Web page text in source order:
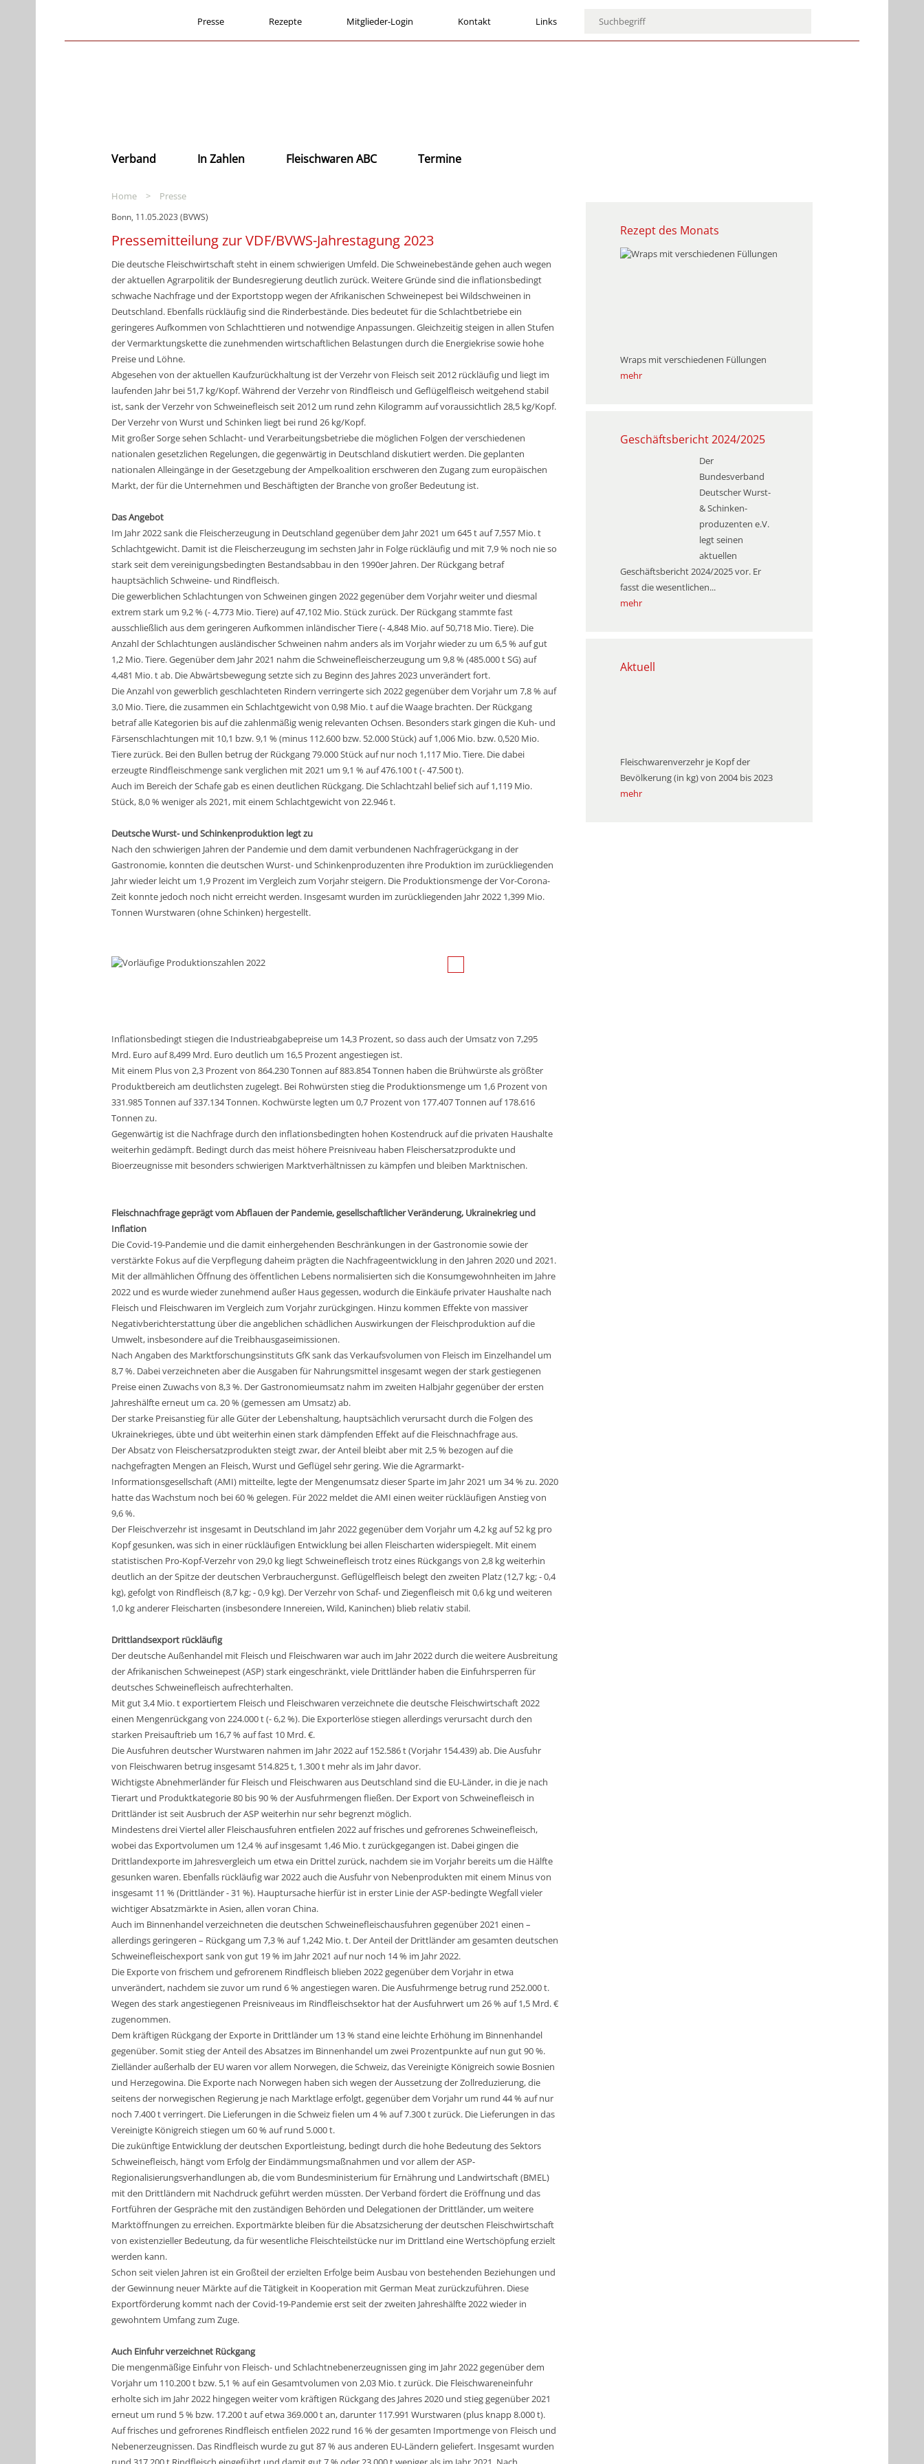
Links
Kontakt
Mitglieder-Login
Rezepte
Presse
Verband In Zahlen Fleischwaren ABC Termine
Home > Presse
Bonn, 11.05.2023 (BVWS)
Pressemitteilung zur VDF/BVWS-Jahrestagung 2023
Die deutsche Fleischwirtschaft steht in einem schwierigen Umfeld. Die Schweinebestände gehen auch wegen
der aktuellen Agrarpolitik der Bundesregierung deutlich zurück. Weitere Gründe sind die inflationsbedingt
schwache Nachfrage und der Exportstopp wegen der Afrikanischen Schweinepest bei Wildschweinen in
Deutschland. Ebenfalls rückläufig sind die Rinderbestände. Dies bedeutet für die Schlachtbetriebe ein
geringeres Aufkommen von Schlachttieren und notwendige Anpassungen. Gleichzeitig steigen in allen Stufen
der Vermarktungskette die zunehmenden wirtschaftlichen Belastungen durch die Energiekrise sowie hohe
Preise und Löhne.
Abgesehen von der aktuellen Kaufzurückhaltung ist der Verzehr von Fleisch seit 2012 rückläufig und liegt im
laufenden Jahr bei 51,7 kg/Kopf. Während der Verzehr von Rindfleisch und Geflügelfleisch weitgehend stabil
ist, sank der Verzehr von Schweinefleisch seit 2012 um rund zehn Kilogramm auf voraussichtlich 28,5 kg/Kopf.
Der Verzehr von Wurst und Schinken liegt bei rund 26 kg/Kopf.
Mit großer Sorge sehen Schlacht- und Verarbeitungsbetriebe die möglichen Folgen der verschiedenen
nationalen gesetzlichen Regelungen, die gegenwärtig in Deutschland diskutiert werden. Die geplanten
nationalen Alleingänge in der Gesetzgebung der Ampelkoalition erschweren den Zugang zum europäischen
Markt, der für die Unternehmen und Beschäftigten der Branche von großer Bedeutung ist.
Das Angebot
Im Jahr 2022 sank die Fleischerzeugung in Deutschland gegenüber dem Jahr 2021 um 645 t auf 7,557 Mio. t
Schlachtgewicht. Damit ist die Fleischerzeugung im sechsten Jahr in Folge rückläufig und mit 7,9 % noch nie so
stark seit dem vereinigungsbedingten Bestandsabbau in den 1990er Jahren. Der Rückgang betraf
hauptsächlich Schweine- und Rindfleisch.
Die gewerblichen Schlachtungen von Schweinen gingen 2022 gegenüber dem Vorjahr weiter und diesmal
extrem stark um 9,2 % (- 4,773 Mio. Tiere) auf 47,102 Mio. Stück zurück. Der Rückgang stammte fast
ausschließlich aus dem geringeren Aufkommen inländischer Tiere (- 4,848 Mio. auf 50,718 Mio. Tiere). Die
Anzahl der Schlachtungen ausländischer Schweinen nahm anders als im Vorjahr wieder zu um 6,5 % auf gut
1,2 Mio. Tiere. Gegenüber dem Jahr 2021 nahm die Schweinefleischerzeugung um 9,8 % (485.000 t SG) auf
4,481 Mio. t ab. Die Abwärtsbewegung setzte sich zu Beginn des Jahres 2023 unverändert fort.
Die Anzahl von gewerblich geschlachteten Rindern verringerte sich 2022 gegenüber dem Vorjahr um 7,8 % auf
3,0 Mio. Tiere, die zusammen ein Schlachtgewicht von 0,98 Mio. t auf die Waage brachten. Der Rückgang
betraf alle Kategorien bis auf die zahlenmäßig wenig relevanten Ochsen. Besonders stark gingen die Kuh- und
Färsenschlachtungen mit 10,1 bzw. 9,1 % (minus 112.600 bzw. 52.000 Stück) auf 1,006 Mio. bzw. 0,520 Mio.
Tiere zurück. Bei den Bullen betrug der Rückgang 79.000 Stück auf nur noch 1,117 Mio. Tiere. Die dabei
erzeugte Rindfleischmenge sank verglichen mit 2021 um 9,1 % auf 476.100 t (- 47.500 t).
Auch im Bereich der Schafe gab es einen deutlichen Rückgang. Die Schlachtzahl belief sich auf 1,119 Mio.
Stück, 8,0 % weniger als 2021, mit einem Schlachtgewicht von 22.946 t.
Deutsche Wurst- und Schinkenproduktion legt zu
Nach den schwierigen Jahren der Pandemie und dem damit verbundenen Nachfragerückgang in der
Gastronomie, konnten die deutschen Wurst- und Schinkenproduzenten ihre Produktion im zurückliegenden
Jahr wieder leicht um 1,9 Prozent im Vergleich zum Vorjahr steigern. Die Produktionsmenge der Vor-Corona-
Zeit konnte jedoch noch nicht erreicht werden. Insgesamt wurden im zurückliegenden Jahr 2022 1,399 Mio.
Tonnen Wurstwaren (ohne Schinken) hergestellt.
Inflationsbedingt stiegen die Industrieabgabepreise um 14,3 Prozent, so dass auch der Umsatz von 7,295
Mrd. Euro auf 8,499 Mrd. Euro deutlich um 16,5 Prozent angestiegen ist.
Mit einem Plus von 2,3 Prozent von 864.230 Tonnen auf 883.854 Tonnen haben die Brühwürste als größter
Produktbereich am deutlichsten zugelegt. Bei Rohwürsten stieg die Produktionsmenge um 1,6 Prozent von
331.985 Tonnen auf 337.134 Tonnen. Kochwürste legten um 0,7 Prozent von 177.407 Tonnen auf 178.616
Tonnen zu.
Gegenwärtig ist die Nachfrage durch den inflationsbedingten hohen Kostendruck auf die privaten Haushalte
weiterhin gedämpft. Bedingt durch das meist höhere Preisniveau haben Fleischersatzprodukte und
Bioerzeugnisse mit besonders schwierigen Marktverhältnissen zu kämpfen und bleiben Marktnischen.
Fleischnachfrage geprägt vom Abflauen der Pandemie, gesellschaftlicher Veränderung, Ukrainekrieg und
Inflation
Die Covid-19-Pandemie und die damit einhergehenden Beschränkungen in der Gastronomie sowie der
verstärkte Fokus auf die Verpflegung daheim prägten die Nachfrageentwicklung in den Jahren 2020 und 2021.
Mit der allmählichen Öffnung des öffentlichen Lebens normalisierten sich die Konsumgewohnheiten im Jahre
2022 und es wurde wieder zunehmend außer Haus gegessen, wodurch die Einkäufe privater Haushalte nach
Fleisch und Fleischwaren im Vergleich zum Vorjahr zurückgingen. Hinzu kommen Effekte von massiver
Negativberichterstattung über die angeblichen schädlichen Auswirkungen der Fleischproduktion auf die
Umwelt, insbesondere auf die Treibhausgaseimissionen.
Nach Angaben des Marktforschungsinstituts GfK sank das Verkaufsvolumen von Fleisch im Einzelhandel um
8,7 %. Dabei verzeichneten aber die Ausgaben für Nahrungsmittel insgesamt wegen der stark gestiegenen
Preise einen Zuwachs von 8,3 %. Der Gastronomieumsatz nahm im zweiten Halbjahr gegenüber der ersten
Jahreshälfte erneut um ca. 20 % (gemessen am Umsatz) ab.
Der starke Preisanstieg für alle Güter der Lebenshaltung, hauptsächlich verursacht durch die Folgen des
Ukrainekrieges, übte und übt weiterhin einen stark dämpfenden Effekt auf die Fleischnachfrage aus.
Der Absatz von Fleischersatzprodukten steigt zwar, der Anteil bleibt aber mit 2,5 % bezogen auf die
nachgefragten Mengen an Fleisch, Wurst und Geflügel sehr gering. Wie die Agrarmarkt-
Informationsgesellschaft (AMI) mitteilte, legte der Mengenumsatz dieser Sparte im Jahr 2021 um 34 % zu. 2020
hatte das Wachstum noch bei 60 % gelegen. Für 2022 meldet die AMI einen weiter rückläufigen Anstieg von
9,6 %.
Der Fleischverzehr ist insgesamt in Deutschland im Jahr 2022 gegenüber dem Vorjahr um 4,2 kg auf 52 kg pro
Kopf gesunken, was sich in einer rückläufigen Entwicklung bei allen Fleischarten widerspiegelt. Mit einem
statistischen Pro-Kopf-Verzehr von 29,0 kg liegt Schweinefleisch trotz eines Rückgangs von 2,8 kg weiterhin
deutlich an der Spitze der deutschen Verbrauchergunst. Geflügelfleisch belegt den zweiten Platz (12,7 kg; - 0,4
kg), gefolgt von Rindfleisch (8,7 kg; - 0,9 kg). Der Verzehr von Schaf- und Ziegenfleisch mit 0,6 kg und weiteren
1,0 kg anderer Fleischarten (insbesondere Innereien, Wild, Kaninchen) blieb relativ stabil.
Drittlandsexport rückläufig
Der deutsche Außenhandel mit Fleisch und Fleischwaren war auch im Jahr 2022 durch die weitere Ausbreitung
der Afrikanischen Schweinepest (ASP) stark eingeschränkt, viele Drittländer haben die Einfuhrsperren für
deutsches Schweinefleisch aufrechterhalten.
Mit gut 3,4 Mio. t exportiertem Fleisch und Fleischwaren verzeichnete die deutsche Fleischwirtschaft 2022
einen Mengenrückgang von 224.000 t (- 6,2 %). Die Exporterlöse stiegen allerdings verursacht durch den
starken Preisauftrieb um 16,7 % auf fast 10 Mrd. €.
Die Ausfuhren deutscher Wurstwaren nahmen im Jahr 2022 auf 152.586 t (Vorjahr 154.439) ab. Die Ausfuhr
von Fleischwaren betrug insgesamt 514.825 t, 1.300 t mehr als im Jahr davor.
Wichtigste Abnehmerländer für Fleisch und Fleischwaren aus Deutschland sind die EU-Länder, in die je nach
Tierart und Produktkategorie 80 bis 90 % der Ausfuhrmengen fließen. Der Export von Schweinefleisch in
Drittländer ist seit Ausbruch der ASP weiterhin nur sehr begrenzt möglich.
Mindestens drei Viertel aller Fleischausfuhren entfielen 2022 auf frisches und gefrorenes Schweinefleisch,
wobei das Exportvolumen um 12,4 % auf insgesamt 1,46 Mio. t zurückgegangen ist. Dabei gingen die
Drittlandexporte im Jahresvergleich um etwa ein Drittel zurück, nachdem sie im Vorjahr bereits um die Hälfte
gesunken waren. Ebenfalls rückläufig war 2022 auch die Ausfuhr von Nebenprodukten mit einem Minus von
insgesamt 11 % (Drittländer - 31 %). Hauptursache hierfür ist in erster Linie der ASP-bedingte Wegfall vieler
wichtiger Absatzmärkte in Asien, allen voran China.
Auch im Binnenhandel verzeichneten die deutschen Schweinefleischausfuhren gegenüber 2021 einen –
allerdings geringeren – Rückgang um 7,3 % auf 1,242 Mio. t. Der Anteil der Drittländer am gesamten deutschen
Schweinefleischexport sank von gut 19 % im Jahr 2021 auf nur noch 14 % im Jahr 2022.
Die Exporte von frischem und gefrorenem Rindfleisch blieben 2022 gegenüber dem Vorjahr in etwa
unverändert, nachdem sie zuvor um rund 6 % angestiegen waren. Die Ausfuhrmenge betrug rund 252.000 t.
Wegen des stark angestiegenen Preisniveaus im Rindfleischsektor hat der Ausfuhrwert um 26 % auf 1,5 Mrd. €
zugenommen.
Dem kräftigen Rückgang der Exporte in Drittländer um 13 % stand eine leichte Erhöhung im Binnenhandel
gegenüber. Somit stieg der Anteil des Absatzes im Binnenhandel um zwei Prozentpunkte auf nun gut 90 %.
Zielländer außerhalb der EU waren vor allem Norwegen, die Schweiz, das Vereinigte Königreich sowie Bosnien
und Herzegowina. Die Exporte nach Norwegen haben sich wegen der Aussetzung der Zollreduzierung, die
seitens der norwegischen Regierung je nach Marktlage erfolgt, gegenüber dem Vorjahr um rund 44 % auf nur
noch 7.400 t verringert. Die Lieferungen in die Schweiz fielen um 4 % auf 7.300 t zurück. Die Lieferungen in das
Vereinigte Königreich stiegen um 60 % auf rund 5.000 t.
Die zukünftige Entwicklung der deutschen Exportleistung, bedingt durch die hohe Bedeutung des Sektors
Schweinefleisch, hängt vom Erfolg der Eindämmungsmaßnahmen und vor allem der ASP-
Regionalisierungsverhandlungen ab, die vom Bundesministerium für Ernährung und Landwirtschaft (BMEL)
mit den Drittländern mit Nachdruck geführt werden müssten. Der Verband fördert die Eröffnung und das
Fortführen der Gespräche mit den zuständigen Behörden und Delegationen der Drittländer, um weitere
Marktöffnungen zu erreichen. Exportmärkte bleiben für die Absatzsicherung der deutschen Fleischwirtschaft
von existenzieller Bedeutung, da für wesentliche Fleischteilstücke nur im Drittland eine Wertschöpfung erzielt
werden kann.
Schon seit vielen Jahren ist ein Großteil der erzielten Erfolge beim Ausbau von bestehenden Beziehungen und
der Gewinnung neuer Märkte auf die Tätigkeit in Kooperation mit German Meat zurückzuführen. Diese
Exportförderung kommt nach der Covid-19-Pandemie erst seit der zweiten Jahreshälfte 2022 wieder in
gewohntem Umfang zum Zuge.
Auch Einfuhr verzeichnet Rückgang
Die mengenmäßige Einfuhr von Fleisch- und Schlachtnebenerzeugnissen ging im Jahr 2022 gegenüber dem
Vorjahr um 110.200 t bzw. 5,1 % auf ein Gesamtvolumen von 2,03 Mio. t zurück. Die Fleischwareneinfuhr
erholte sich im Jahr 2022 hingegen weiter vom kräftigen Rückgang des Jahres 2020 und stieg gegenüber 2021
erneut um rund 5 % bzw. 17.200 t auf etwa 369.000 t an, darunter 117.991 Wurstwaren (plus knapp 8.000 t).
Auf frisches und gefrorenes Rindfleisch entfielen 2022 rund 16 % der gesamten Importmenge von Fleisch und
Nebenerzeugnissen. Das Rindfleisch wurde zu gut 87 % aus anderen EU-Ländern geliefert. Insgesamt wurden
Rezept des Monats
Wraps mit verschiedenen Füllungen
mehr
Geschäftsbericht 2024/2025
Der
Bundesverband
Deutscher Wurst-
& Schinken­
produzenten e.V.
legt seinen
aktuellen
Geschäftsbericht 2024/2025 vor. Er
fasst die wesentlichen...
mehr
Aktuell
Fleischwarenverzehr je Kopf der
Bevölkerung (in kg) von 2004 bis 2023
mehr